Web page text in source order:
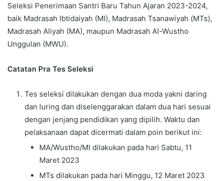
Seleksi Penerimaan Santri Baru Tahun Ajaran 2023-2024,
baik Madrasah Ibtidaiyah (MI), Madrasah Tsanawiyah (MTs),
Madrasah Aliyah (MA), maupun Madrasah Al-Wustho
Unggulan (MWU).
Catatan Pra Tes Seleksi
Tes seleksi dilakukan dengan dua moda yakni daring
dan luring dan diselenggarakan dalam dua hari sesuai
dengan jenjang pendidikan yang dipilih. Waktu dan
pelaksanaan dapat dicermati dalam poin berikut ini:
MA/Wustho/MI dilakukan pada hari Sabtu, 11
Maret 2023
MTs dilakukan pada hari Minggu, 12 Maret 2023